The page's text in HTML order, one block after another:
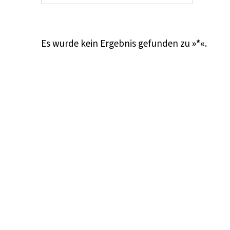
Es wurde kein Ergebnis gefunden zu»*«.